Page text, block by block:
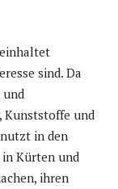
sind. Da
und
Kunststoffe und
in den
Kürten und
ihren